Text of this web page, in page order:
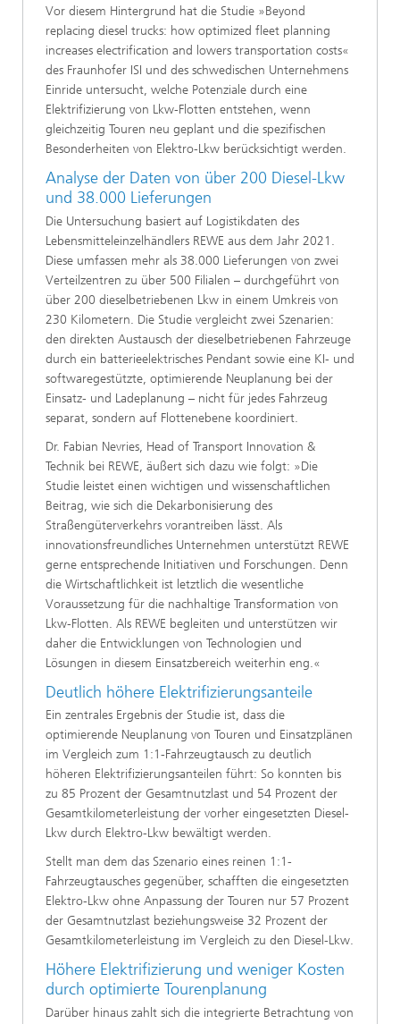
Vor diesem Hintergrund hat die Studie »Beyond
replacing diesel trucks: how optimized fleet planning
increases electrification and lowers transportation costs«
des Fraunhofer ISI und des schwedischen Unternehmens
Einride untersucht, welche Potenziale durch eine
Elektrifizierung von Lkw-Flotten entstehen, wenn
gleichzeitig Touren neu geplant und die spezifischen
Besonderheiten von Elektro-Lkw berücksichtigt werden.
Analyse der Daten von über 200 Diesel-Lkw
und 38.000 Lieferungen
Die Untersuchung basiert auf Logistikdaten des
Lebensmitteleinzelhändlers REWE aus dem Jahr 2021.
Diese umfassen mehr als 38.000 Lieferungen von zwei
Verteilzentren zu über 500 Filialen – durchgeführt von
über 200 dieselbetriebenen Lkw in einem Umkreis von
230 Kilometern. Die Studie vergleicht zwei Szenarien:
den direkten Austausch der dieselbetriebenen Fahrzeuge
durch ein batterieelektrisches Pendant sowie eine KI- und
softwaregestützte, optimierende Neuplanung bei der
Einsatz- und Ladeplanung – nicht für jedes Fahrzeug
separat, sondern auf Flottenebene koordiniert.
Dr. Fabian Nevries, Head of Transport Innovation &
Technik bei REWE, äußert sich dazu wie folgt: »Die
Studie leistet einen wichtigen und wissenschaftlichen
Beitrag, wie sich die Dekarbonisierung des
Straßengüterverkehrs vorantreiben lässt. Als
innovationsfreundliches Unternehmen unterstützt REWE
gerne entsprechende Initiativen und Forschungen. Denn
die Wirtschaftlichkeit ist letztlich die wesentliche
Voraussetzung für die nachhaltige Transformation von
Lkw-Flotten. Als REWE begleiten und unterstützen wir
daher die Entwicklungen von Technologien und
Lösungen in diesem Einsatzbereich weiterhin eng.«
Deutlich höhere Elektrifizierungsanteile
Ein zentrales Ergebnis der Studie ist, dass die
optimierende Neuplanung von Touren und Einsatzplänen
im Vergleich zum 1:1-Fahrzeugtausch zu deutlich
höheren Elektrifizierungsanteilen führt: So konnten bis
zu 85 Prozent der Gesamtnutzlast und 54 Prozent der
Gesamtkilometerleistung der vorher eingesetzten Diesel-
Lkw durch Elektro-Lkw bewältigt werden.
Stellt man dem das Szenario eines reinen 1:1-
Fahrzeugtausches gegenüber, schafften die eingesetzten
Elektro-Lkw ohne Anpassung der Touren nur 57 Prozent
der Gesamtnutzlast beziehungsweise 32 Prozent der
Gesamtkilometerleistung im Vergleich zu den Diesel-Lkw.
Höhere Elektrifizierung und weniger Kosten
durch optimierte Tourenplanung
Darüber hinaus zahlt sich die integrierte Betrachtung von